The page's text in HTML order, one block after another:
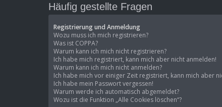
Häufig gestellte Fragen
Registrierung und Anmeldung
Wozu muss ich mich registrieren?
Was ist COPPA?
Warum kann ich mich nicht registrieren?
Ich habe mich registriert, kann mich aber nicht anmelden!
Warum kann ich mich nicht anmelden?
Ich habe mich vor einiger Zeit registriert, kann mich aber
Ich habe mein Passwort vergessen!
Warum werde ich automatisch abgemeldet?
Wozu ist die Funktion „Alle Cookies löschen“?